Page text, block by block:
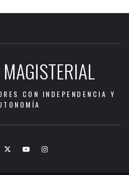
CON INDEPENDENCIA Y
TwitterYoutubeInstagram